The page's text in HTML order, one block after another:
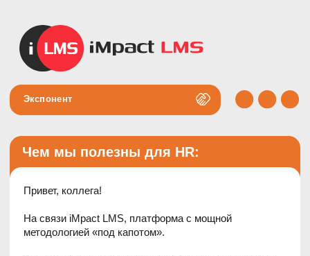
Экспонент
Привет, коллега!
На связи iMpact LMS, платформа с мощной
методологией «под капотом».
С нами вы можете автоматизировать и ускорить:
Обучение и ИПР
Карьерные планы
Оценку компетенций 360°